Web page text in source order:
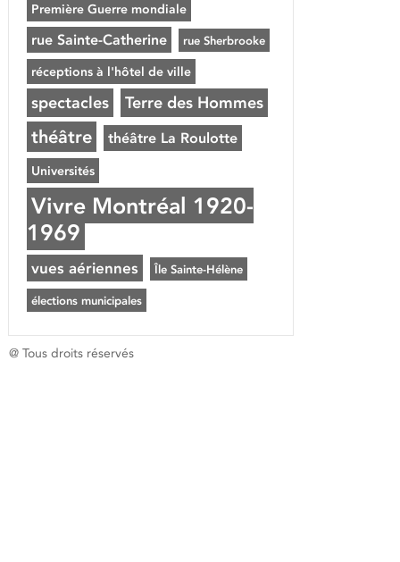
Première Guerre mondiale
rue Sainte-Catherine rue Sherbrooke
réceptions à l'hôtel de ville
spectacles Terre des Hommes
théâtre théâtre La Roulotte
Universités
Vivre Montréal 1920-
1969
vues aériennes Île Sainte-Hélène
élections municipales
@ Tous droits réservés